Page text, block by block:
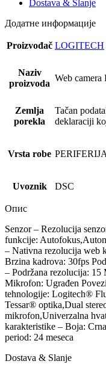
Dostava & Slanje
Додатне информације
Proizvođač LOGITECH
Naziv
proizvoda
Web
Zemlja
porekla
Tačan
deklaraciji
Vrsta robe PERIFERIJA
Uvoznik DSC
Опис
Senzor – Rezolucija
funkcije:
– Nativna rezolucija web
Brzina kadrova: 30fps
– Podržana rezolucija: 15
Mikrofon: Ugrađen
tehnologije: Logitech®
Tessar® optika,Dual
mikrofon,Univerzalna
karakteristike – Boja:
period: 24 meseca
Dostava & Slanje